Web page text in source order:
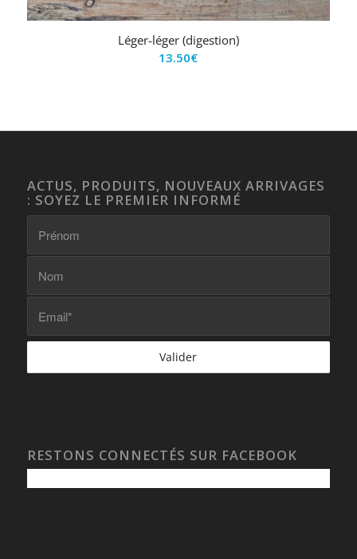
Léger-léger (digestion)
13.50€
ACTUS, PRODUITS, NOUVEAUX ARRIVAGES
: SOYEZ LE PREMIER INFORMÉ
RESTONS CONNECTÉS SUR FACEBOOK